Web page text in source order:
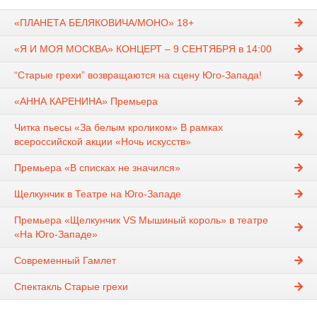
«ПЛАНЕТА БЕЛЯКОВИЧА/МОНО» 18+
«Я И МОЯ МОСКВА» КОНЦЕРТ – 9 СЕНТЯБРЯ в 14:00
“Старые грехи” возвращаются на сцену Юго-Запада!
«АННА КАРЕНИНА» Премьера
Читка пьесы «За белым кроликом» В рамках
всероссийской акции «Ночь искусств»
Премьера «В списках не значился»
Щелкунчик в Театре на Юго-Западе
Премьера «Щелкунчик VS Мышиный король» в театре
«На Юго-Западе»
Современный Гамлет
Спектакль Старые грехи